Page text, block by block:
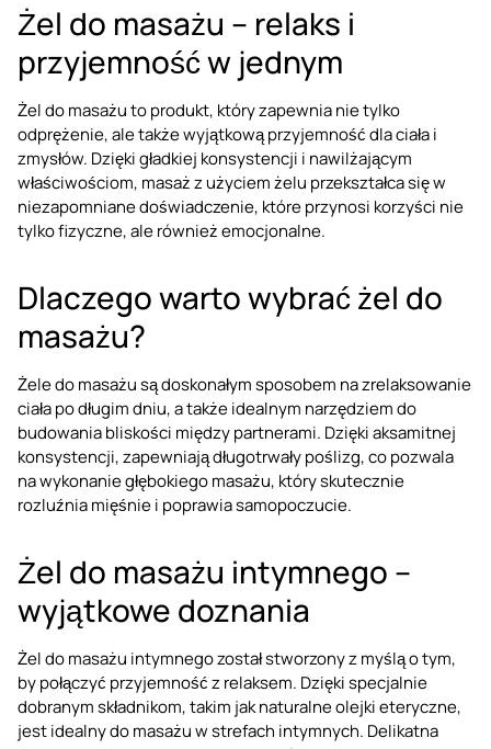
Żel do masażu – relaks i
przyjemność w jednym
Żel do masażu to produkt, który zapewnia nie tylko
odprężenie, ale także wyjątkową przyjemność dla ciała i
zmysłów. Dzięki gładkiej konsystencji i nawilżającym
właściwościom, masaż z użyciem żelu przekształca się w
niezapomniane doświadczenie, które przynosi korzyści nie
tylko fizyczne, ale również emocjonalne.
Dlaczego warto wybrać żel do
masażu?
Żele do masażu są doskonałym sposobem na zrelaksowanie
ciała po długim dniu, a także idealnym narzędziem do
budowania bliskości między partnerami. Dzięki aksamitnej
konsystencji, zapewniają długotrwały poślizg, co pozwala
na wykonanie głębokiego masażu, który skutecznie
rozluźnia mięśnie i poprawia samopoczucie.
Żel do masażu intymnego –
wyjątkowe doznania
Żel do masażu intymnego został stworzony z myślą o tym,
by połączyć przyjemność z relaksem. Dzięki specjalnie
dobranym składnikom, takim jak naturalne olejki eteryczne,
jest idealny do masażu w strefach intymnych. Delikatna